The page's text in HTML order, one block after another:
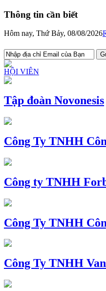
Thông tin cần biết
Hôm nay, Thứ Bảy, 08/08/2026
HỘI VIÊN
Tập đoàn Novonesis
Công Ty TNHH
Công ty TNHH
Công Ty TNHH
Công Ty TNHH